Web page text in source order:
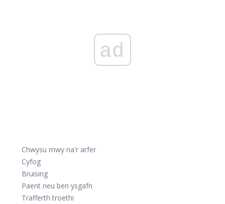
ad
Chwysu mwy na'r arfer
Cyfog
Bruising
Paent neu ben ysgafn
Trafferth troethi